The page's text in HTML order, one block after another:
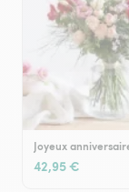
Joyeux
42,95 €